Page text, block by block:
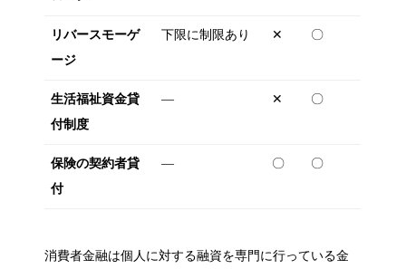
リバースモーゲ
ージ
下限に制限あり ✕ 〇
生活福祉資金貸
付制度
― ✕ 〇
保険の契約者貸
付
― 〇 〇
消費者金融は個人に対する融資を専門に行っている金